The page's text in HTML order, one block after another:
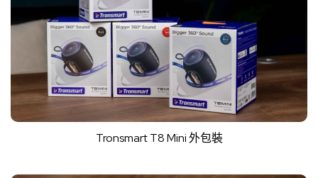
Tronsmart T8 Mini 外包裝